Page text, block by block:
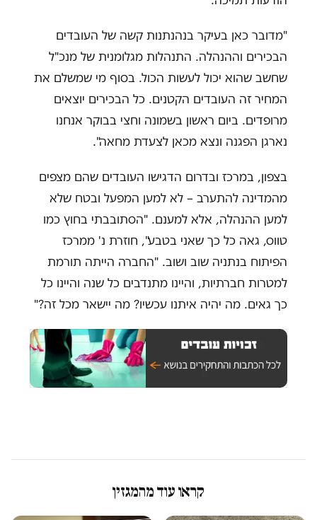
"מדובר כאן בעיקר בנהנתנות קשה של העובדים
הבכירים וההנהלה. התנהלות מגלומנית של מנכ"ל
שחשב שהוא יכול לעשות הכול. בסוף מי שמשלם את
המחיר זה העובדים הקטנים. כל הבכירים יוצאים
מרופדים. ביום ראשון בשמונה וחצי בבוקר אנחנו
נארגן הפגנה ונצא מכאן לצעדת מחאה".
בצפון, במרכז ובדרום הדגישו העובדים שהם מצפים
מהמדינה להתערב – לא למען המפעל ובטח שלא
למען ההנהלה, אלא למענם. "הסתובבתי בחוץ כמו
טווס, גאה כל כך שאני בטבע", חוזרת נ' ממרכז
הפיתוח בנתניה שוב ושוב. "החברה הייתה תורמת
למטרות חברתיות, והיינו מתנדבים כל שנה והיינו כל
כך גאים. מה יהיה איתנו עכשיו? מה יישאר מכל זה?"
קראו עוד מהמגזין